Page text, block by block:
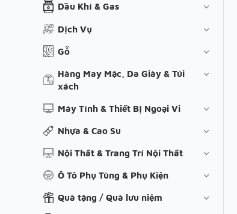
Dầu Khí & Gas
Dịch Vụ
Gỗ
Hàng May Mặc, Da Giày & Túi
xách
Máy Tính & Thiết Bị Ngoại Vi
Nhựa & Cao Su
Nội Thất & Trang Trí Nội Thất
Ô Tô Phụ Tùng & Phụ Kiện
Quà tặng / Quà lưu niệm